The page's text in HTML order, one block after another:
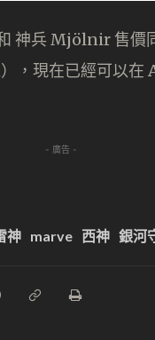
神兵 Mjölnir 售價
，現在已經可以在
- 廣告 -
神 marve 西神 銀河